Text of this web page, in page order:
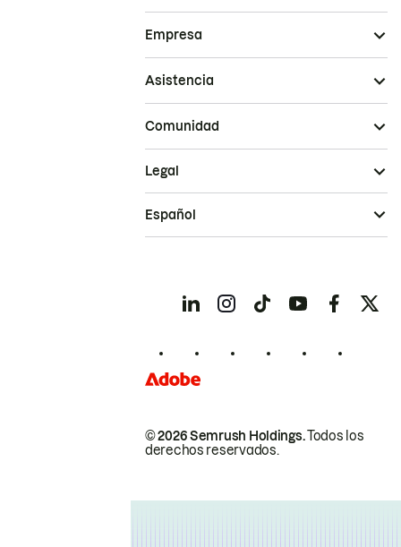
Empresa
Asistencia
Comunidad
© 2026 Semrush Holdings.Todos los
derechos reservados.
Legal
Español